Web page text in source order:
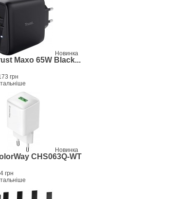
Новинка
Maxo 65W Black...
грн
Новинка
CHS063Q-WT
грн